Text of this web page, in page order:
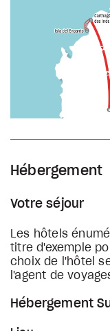
Hébergement
Votre séjour
Les hôtels
titre d'exemple
choix de l'hôtel
l'agent de
Hébergement